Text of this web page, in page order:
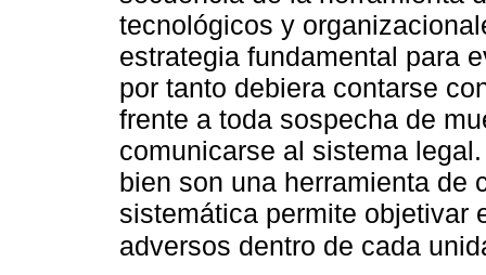
tecnológicos y
estrategia fundamental para
por tanto debiera contarse
frente a toda sospecha de
comunicarse al sistema
bien son una herramienta de
sistemática permite objetivar
adversos dentro de cada